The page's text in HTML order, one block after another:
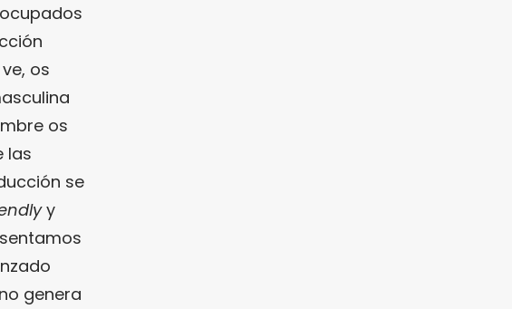
os
os
las
se
y
genera